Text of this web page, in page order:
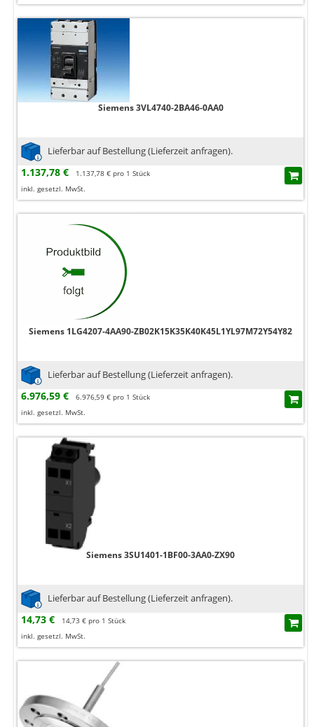
Siemens 3VL4740-2BA46-0AA0
Lieferbar auf Bestellung (Lieferzeit anfragen).
1.137,78 €
1.137,78 € pro 1 Stück
inkl. gesetzl. MwSt.
Siemens 1LG4207-4AA90-ZB02K15K35K40K45L1YL97M72Y54Y82
Lieferbar auf Bestellung (Lieferzeit anfragen).
6.976,59 €
6.976,59 € pro 1 Stück
inkl. gesetzl. MwSt.
Siemens 3SU1401-1BF00-3AA0-ZX90
Lieferbar auf Bestellung (Lieferzeit anfragen).
14,73 €
14,73 € pro 1 Stück
inkl. gesetzl. MwSt.